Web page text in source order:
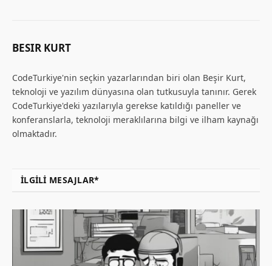
BESIR KURT
CodeTurkiye'nin seçkin yazarlarından biri olan Beşir Kurt,
teknoloji ve yazılım dünyasına olan tutkusuyla tanınır. Gerek
CodeTurkiye'deki yazılarıyla gerekse katıldığı paneller ve
konferanslarla, teknoloji meraklılarına bilgi ve ilham kaynağı
olmaktadır.
İLGILI MESAJLAR*